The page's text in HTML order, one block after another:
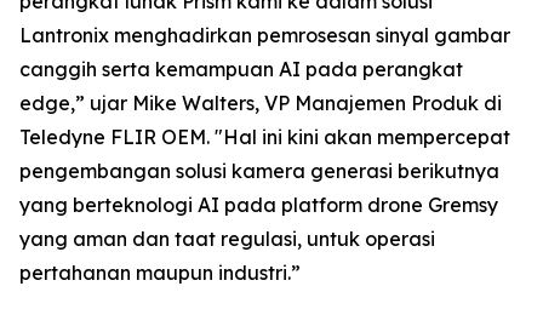
Lantronix menghadirkan pemrosesan sinyal gambar
canggih serta kemampuan AI pada perangkat
edge,” ujar Mike Walters, VP Manajemen Produk di
Teledyne FLIR OEM. "Hal ini kini akan mempercepat
pengembangan solusi kamera generasi berikutnya
yang berteknologi AI pada platform drone Gremsy
yang aman dan taat regulasi, untuk operasi
pertahanan maupun industri.”